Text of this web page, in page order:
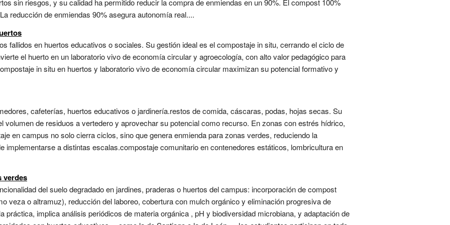
sin riesgos, y su calidad ha permitido reducir la compra de enmiendas en un 90%. El compost 100%
reducción de enmiendas 90% asegura autonomía real....
fallidos en huertos educativos o sociales. Su gestión ideal es el compostaje in situ, cerrando el ciclo de
el huerto en un laboratorio vivo de economía circular y agroecología, con alto valor pedagógico para
in situ en huertos y laboratorio vivo de economía circular maximizan su potencial formativo y
cafeterías, huertos educativos o jardinería.restos de comida, cáscaras, podas, hojas secas. Su
volumen de residuos a vertedero y aprovechar su potencial como recurso. En zonas con estrés hídrico,
en campus no solo cierra ciclos, sino que genera enmienda para zonas verdes, reduciendo la
implementarse a distintas escalas.compostaje comunitario en contenedores estáticos, lombricultura en
verdes
del suelo degradado en jardines, praderas o huertos del campus: incorporación de compost
veza o altramuz), reducción del laboreo, cobertura con mulch orgánico y eliminación progresiva de
práctica, implica análisis periódicos de materia orgánica , pH y biodiversidad microbiana, y adaptación de